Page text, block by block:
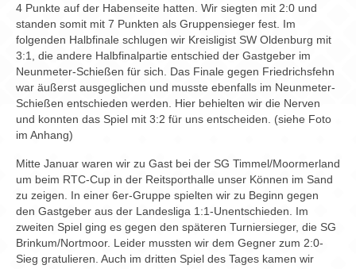
4 Punkte auf der Habenseite hatten. Wir siegten mit 2:0 und
standen somit mit 7 Punkten als Gruppensieger fest. Im
folgenden Halbfinale schlugen wir Kreisligist SW Oldenburg mit
3:1, die andere Halbfinalpartie entschied der Gastgeber im
Neunmeter-Schießen für sich. Das Finale gegen Friedrichsfehn
war äußerst ausgeglichen und musste ebenfalls im Neunmeter-
Schießen entschieden werden. Hier behielten wir die Nerven
und konnten das Spiel mit 3:2 für uns entscheiden. (siehe Foto
im Anhang)
Mitte Januar waren wir zu Gast bei der SG Timmel/Moormerland
um beim RTC-Cup in der Reitsporthalle unser Können im Sand
zu zeigen. In einer 6er-Gruppe spielten wir zu Beginn gegen
den Gastgeber aus der Landesliga 1:1-Unentschieden. Im
zweiten Spiel ging es gegen den späteren Turniersieger, die SG
Brinkum/Nortmoor. Leider mussten wir dem Gegner zum 2:0-
Sieg gratulieren. Auch im dritten Spiel des Tages kamen wir